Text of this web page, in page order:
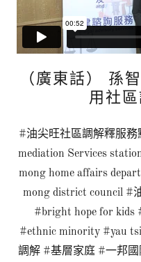
（廣東話） 孫
用社
#油尖旺社區調解釋服
mediation Services
mong home affairs
mong district council #
#bright hope for kids
#ethnic minority #yau
調解 #基層家庭 #一邦